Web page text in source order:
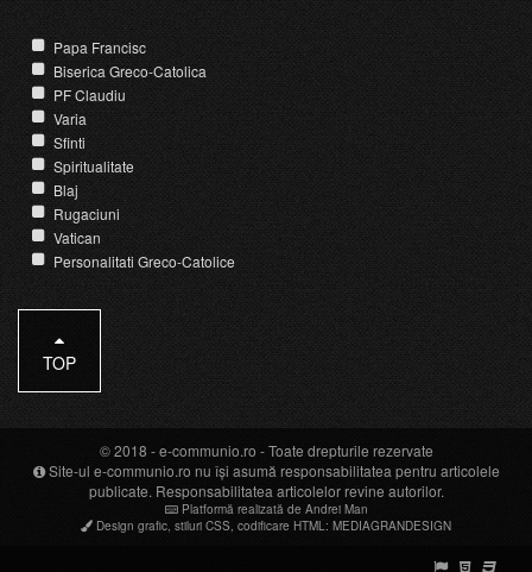
Papa Francisc
Biserica Greco-Catolica
PF Claudiu
Varia
Sfinti
Spiritualitate
Blaj
Rugaciuni
Vatican
Personalitati Greco-Catolice
TOP
© 2018 -e-communio.ro - Toate drepturile rezervate
Site-ul e-communio.ro nu își asumă responsabilitatea pentru articolele
publicate. Responsabilitatea articolelor revine autorilor.
Platformă realizată de Andrei Man
Design grafic, stiluri CSS, codificare HTML: MEDIAGRANDESIGN